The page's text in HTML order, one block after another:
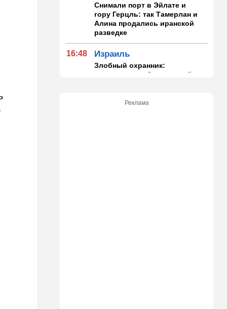
Снимали порт в Эйлате и
гору Герцль: так Тамерлан и
Алина продались иранской
разведке
16:48 Израиль
Злобный охранник:
арестован араб, лупивший
Реклама